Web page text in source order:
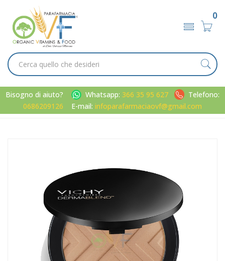
0
Bisogno di aiuto? Whatsapp: 366 35 95 627
Telefono:
0686209126
E-mail: infoparafarmaciaovf@gmail.com